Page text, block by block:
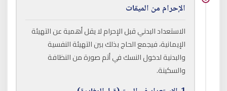
الإحرام من الميقات
الاستعداد البدني قبل الإحرام لا يقل أهمية عن التهيئة
الإيمانية، فيجمع الحاج بذلك بين التهيئة النفسية
والبدنية لدخول النسك في أتم صورة من النظافة
والسكينة.